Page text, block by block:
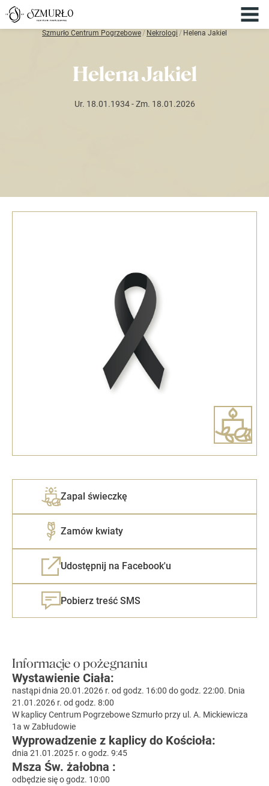
Szmurło Centrum Pogrzebowe / Nekrologi / Helena Jakiel
Helena Jakiel
Ur. 18.01.1934 - Zm. 18.01.2026
Zapal świeczkę
Zamów kwiaty
Udostępnij na Facebook'u
Pobierz treść SMS
Informacje o pożegnaniu
Wystawienie Ciała:
nastąpi dnia 20.01.2026 r. od godz. 16:00 do godz. 22:00. Dnia
21.01.2026 r. od godz. 8:00
W kaplicy Centrum Pogrzebowe Szmurło przy ul. A. Mickiewicza
1a w Zabłudowie
Wyprowadzenie z kaplicy do Kościoła:
dnia 21.01.2025 r. o godz. 9:45
Msza Św. żałobna :
odbędzie się o godz. 10:00